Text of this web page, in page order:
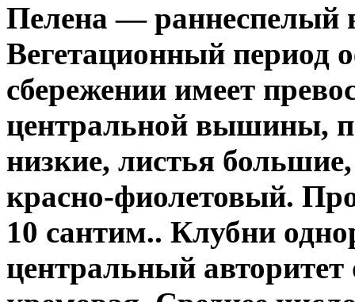
Пелена — раннеспелый
Вегетационный период
сбережении имеет
центральной вышины,
низкие, листья
красно-фиолетовый.
10 сантим.. Клубни
центральный